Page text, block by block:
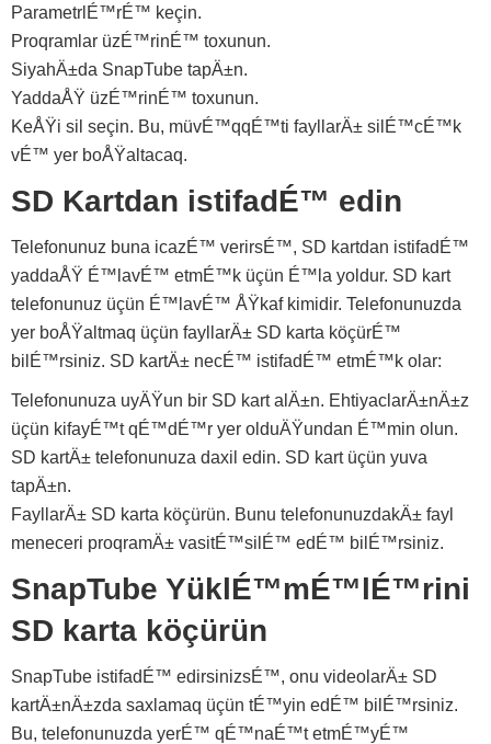
ParametrlÉ™rÉ™ keçin.
Proqramlar üzÉ™rinÉ™ toxunun.
SiyahÄ±da SnapTube tapÄ±n.
YaddaÅŸ üzÉ™rinÉ™ toxunun.
KeÅŸi sil seçin. Bu, müvÉ™qqÉ™ti fayllarÄ± silÉ™cÉ™k
vÉ™ yer boÅŸaltacaq.
SD Kartdan istifadÉ™ edin
Telefonunuz buna icazÉ™ verirsÉ™, SD kartdan istifadÉ™
yaddaÅŸ É™lavÉ™ etmÉ™k üçün É™la yoldur. SD kart
telefonunuz üçün É™lavÉ™ ÅŸkaf kimidir. Telefonunuzda
yer boÅŸaltmaq üçün fayllarÄ± SD karta köçürÉ™
bilÉ™rsiniz. SD kartÄ± necÉ™ istifadÉ™ etmÉ™k olar:
Telefonunuza uyÄŸun bir SD kart alÄ±n. EhtiyaclarÄ±nÄ±z
üçün kifayÉ™t qÉ™dÉ™r yer olduÄŸundan É™min olun.
SD kartÄ± telefonunuza daxil edin. SD kart üçün yuva
tapÄ±n.
FayllarÄ± SD karta köçürün. Bunu telefonunuzdakÄ± fayl
meneceri proqramÄ± vasitÉ™silÉ™ edÉ™ bilÉ™rsiniz.
SnapTube YüklÉ™mÉ™lÉ™rini
SD karta köçürün
SnapTube istifadÉ™ edirsinizsÉ™, onu videolarÄ± SD
kartÄ±nÄ±zda saxlamaq üçün tÉ™yin edÉ™ bilÉ™rsiniz.
Bu, telefonunuzda yerÉ™ qÉ™naÉ™t etmÉ™yÉ™